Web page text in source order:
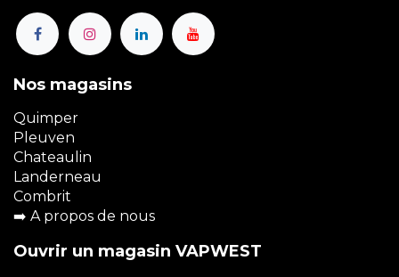
Nos magasins
Quimper
Pleuven
Chateaulin
Landerneau
Combrit
➡️ A propos de nous
Ouvrir un magasin VAPWEST